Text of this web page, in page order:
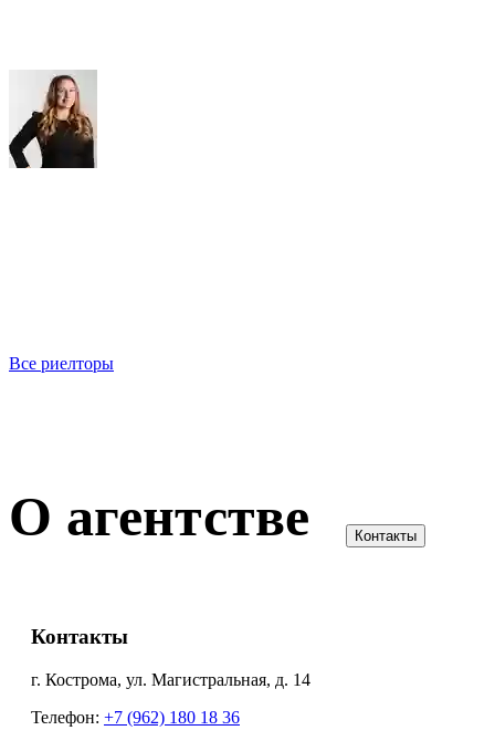
Все риелторы
О агентстве Контакты
Контакты
г. Кострома, ул. Магистральная, д. 14
Телефон: +7 (962) 180 18 36